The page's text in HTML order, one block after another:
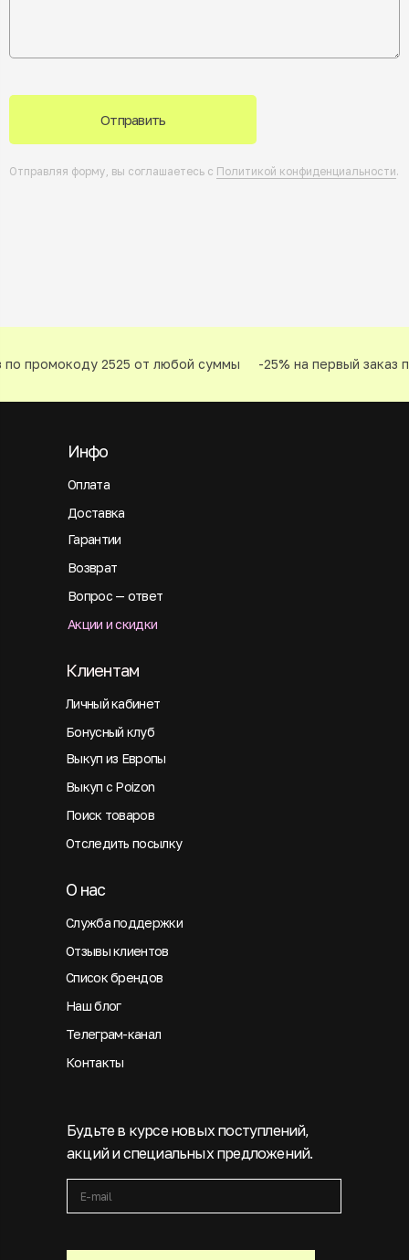
Отправить
Отправляя форму, вы соглашаетесь с Политикой конфиденциальности.
промокоду 2525 от любой суммы -25% на первый заказ
Оплата
Инфо
Будьте в курсе новых поступлений,
акций и специальных предложений.
Доставка
Гарантии
Возврат
Вопрос — ответ
Акции и скидки
Личный кабинет
Клиентам
Бонусный клуб
Выкуп из Европы
Выкуп с Poizon
Поиск товаров
Отследить посылку
Служба поддержки
О нас
Отзывы клиентов
Список брендов
Наш блог
Телеграм-канал
Контакты